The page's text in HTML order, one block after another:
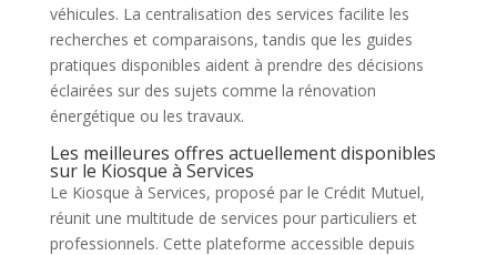
véhicules. La centralisation des services facilite les
recherches et comparaisons, tandis que les guides
pratiques disponibles aident à prendre des décisions
éclairées sur des sujets comme la rénovation
énergétique ou les travaux.
Les meilleures offres actuellement disponibles
sur le Kiosque à Services
Le Kiosque à Services, proposé par le Crédit Mutuel,
réunit une multitude de services pour particuliers et
professionnels. Cette plateforme accessible depuis